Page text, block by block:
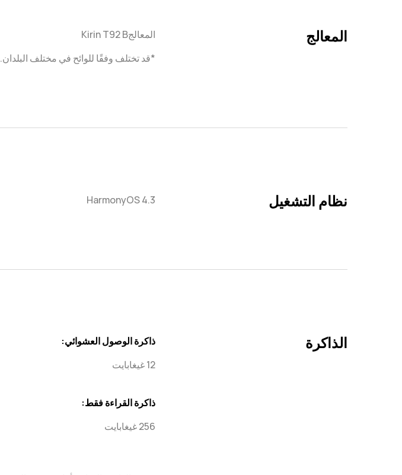
المعالج
المعالجKirin T92 B
*قد تختلف وفقًا للوائح في مختلف البلدان.
نظام التشغيل HarmonyOS 4.3
الذاكرة
ذاكرة الوصول العشوائي:
12 غيغابايت
ذاكرة القراءة فقط:
256 غيغابايت